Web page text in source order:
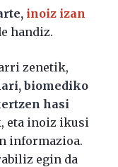
inoiz izan
handiz.
zenetik,
biomediko
hasi
eta inoiz ikusi
informazioa.
egin da